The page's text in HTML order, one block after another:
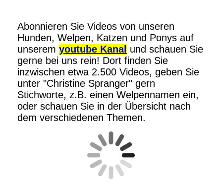
Abonnieren Sie Videos von unseren
Hunden, Welpen, Katzen und Ponys auf
unserem youtube Kanal und schauen Sie
gerne bei uns rein! Dort finden Sie
inzwischen etwa 2.500 Videos, geben Sie
unter "Christine Spranger" gern
Stichworte, z.B. einen Welpennamen ein,
oder schauen Sie in der Übersicht nach
dem verschiedenen Themen.